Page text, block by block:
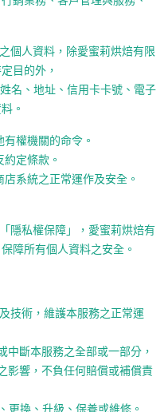
個人資料，除愛蜜莉烘焙有限
目的外，
名、地址、信用卡卡號、 電子
。
權機關的命令。
定條款。
店系統之正常運作及安全。
隱私權保障」， 愛蜜莉烘焙有
障所有個人資料之安全。
技術， 維護本服務之正常運
中斷本服務之全部或一部分，
影響， 不負任何賠償或補償責
更換、升級、 保養或維修。